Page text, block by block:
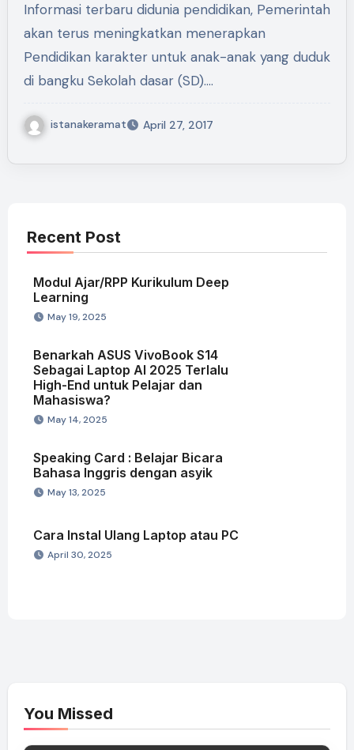
dinyanyikan Setiap Hari oleh
Siswa”
Informasi terbaru didunia pendidikan, Pemerintah
akan terus meningkatkan menerapkan
Pendidikan karakter untuk anak-anak yang duduk
di bangku Sekolah dasar (SD).…
istanakeramat April 27, 2017
Recent Post
Modul Ajar/RPP Kurikulum Deep
Learning
May 19, 2025
Benarkah ASUS VivoBook S14
Sebagai Laptop AI 2025 Terlalu
High-End untuk Pelajar dan
Mahasiswa?
May 14, 2025
Speaking Card : Belajar Bicara
Bahasa Inggris dengan asyik
May 13, 2025
Cara Instal Ulang Laptop atau PC
April 30, 2025
You Missed